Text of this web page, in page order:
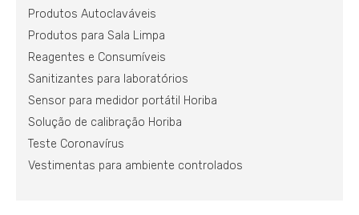
Produtos Autoclaváveis
Produtos para Sala Limpa
Reagentes e Consumíveis
Sanitizantes para laboratórios
Sensor para medidor portátil Horiba
Solução de calibração Horiba
Teste Coronavírus
Vestimentas para ambiente controlados